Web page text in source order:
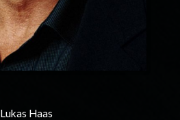
Lukas Haas